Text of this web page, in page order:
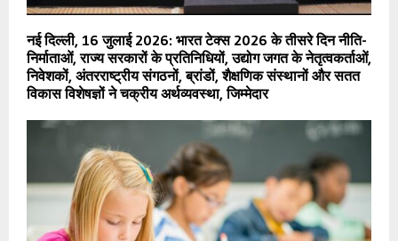
नई दिल्ली, 16 जुलाई 2026: भारत टेक्स 2026 के तीसरे दिन नीति-
निर्माताओं, राज्य सरकारों के प्रतिनिधियों, उद्योग जगत के नेतृत्वकर्ताओं,
निवेशकों, अंतरराष्ट्रीय संगठनों, ब्रांडों, शैक्षणिक संस्थानों और सतत
विकास विशेषज्ञों ने चक्रीय अर्थव्यवस्था, जिम्मेदार